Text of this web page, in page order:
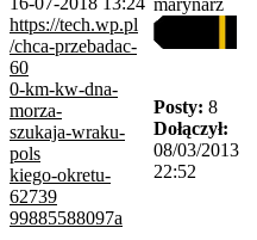
https://tech.wp.pl
/chca-przebadac-
60
0-km-kw-dna-
morza-
szukaja-wraku-
pols
kiego-okretu-
62739
99885588097a
marynarz
Posty: 8
Dołączył:
08/03/2013
22:52